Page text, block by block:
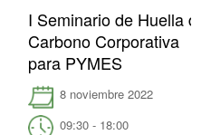
I Seminario de Huella de
Carbono Corporativa
para PYMES
8 noviembre 2022
09:30 - 18:00